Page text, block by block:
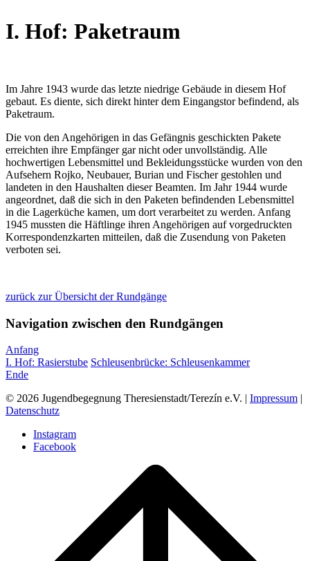
I. Hof: Paketraum
Im Jahre 1943 wurde das letzte niedrige Gebäude in diesem Hof
gebaut. Es diente, sich direkt hinter dem Eingangstor befindend, als
Paketraum.
Die von den Angehörigen in das Gefängnis geschickten Pakete
erreichten ihre Empfänger gar nicht oder unvollständig. Alle
hochwertigen Lebensmittel und Bekleidungsstücke wurden von den
Aufsehern Rojko, Neubauer, Burian und Fischer gestohlen und
landeten in den Haushalten dieser Beamten. Im Jahr 1944 wurde
angeordnet, daß die sich in den Paketen befindenden Lebensmittel
in die Lagerküche kamen, um dort verarbeitet zu werden. Anfang
1945 mussten die Häftlinge ihren Angehörigen auf vorgedruckten
Korrespondenzkarten mitteilen, daß die Zusendung von Paketen
verboten sei.
zurück zur Übersicht der Rundgänge
Navigation zwischen den Rundgängen
Anfang
I. Hof: Rasierstube Schleusenbrücke: Schleusenkammer
Ende
© 2026 Jugendbegegnung Theresienstadt/Terezín e.V. | Impressum |
Datenschutz
Instagram
Facebook